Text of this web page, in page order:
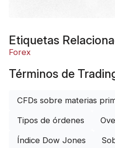
Etiquetas
Forex
Términos de
CFDs sobre materias
Tipos de órdenes
Índice Dow Jones